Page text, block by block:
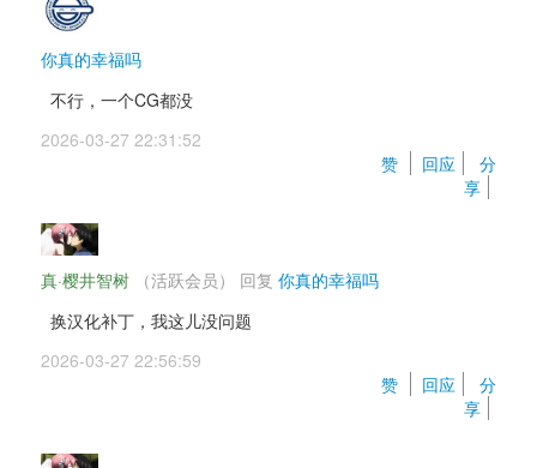
你真的幸福吗
不行，一个CG都没
2026-03-27 22:31:52
赞
回应
分
享
真·樱井智树 （活跃会员） 回复 你真的幸福吗
换汉化补丁，我这儿没问题
2026-03-27 22:56:59
赞
回应
分
享